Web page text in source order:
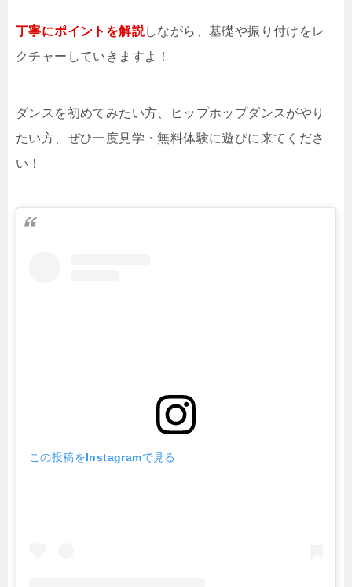
丁寧にポイントを解説しながら、基礎や振り付けをレ
クチャーしていきますよ！
ダンスを初めてみたい方、ヒップホップダンスがやり
たい方、ぜひ一度見学・無料体験に遊びに来てくださ
い！
この投稿をInstagramで見る